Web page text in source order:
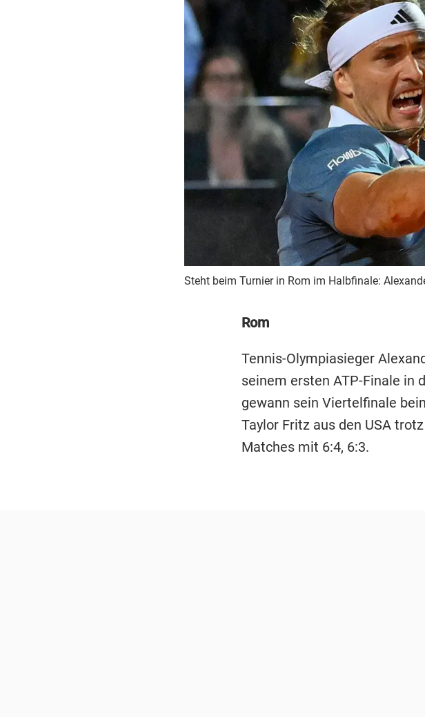
Steht beim Turnier in Rom im Halbfinale:
Rom
Tennis-Olympiasieger
seinem ersten ATP-Finale in
gewann sein Viertelfinale
Taylor Fritz aus den USA
Matches mit 6:4, 6:3.